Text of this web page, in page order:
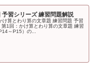
習シリーズ 練習問題解説
け算とわり算の文章題 練習問題 予習
1回：かけ算とわり算の文章題 練習
～P15）の...